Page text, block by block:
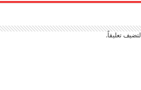
لتضيف تعليقاً.